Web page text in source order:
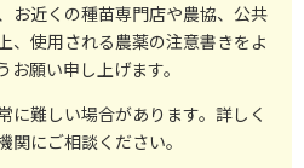
お近くの種苗専門店や農協、公共
、使用される農薬の注意書きをよ
願い申し上げます。
に難しい場合があります。詳しく
関にご相談ください。